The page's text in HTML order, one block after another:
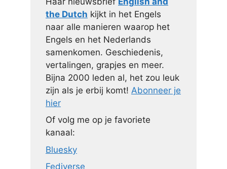
the Dutch kijkt in het Engels
naar alle manieren waarop het
Engels en het Nederlands
samenkomen. Geschiedenis,
vertalingen, grapjes en meer.
Bijna 2000 leden al, het zou leuk
zijn als je erbij komt! Abonneer je
hier
Of volg me op je favoriete
kanaal:
Bluesky
Fediverse